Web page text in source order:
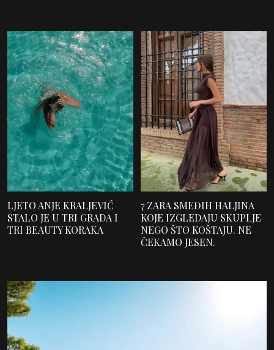
LJETO ANJE KRALJEVIĆ
STALO JE U TRI GRADA I
TRI BEAUTY KORAKA
7 ZARA SMEĐIH HALJINA
KOJE IZGLEDAJU SKUPLJE
NEGO ŠTO KOŠTAJU. NE
ČEKAMO JESEN.